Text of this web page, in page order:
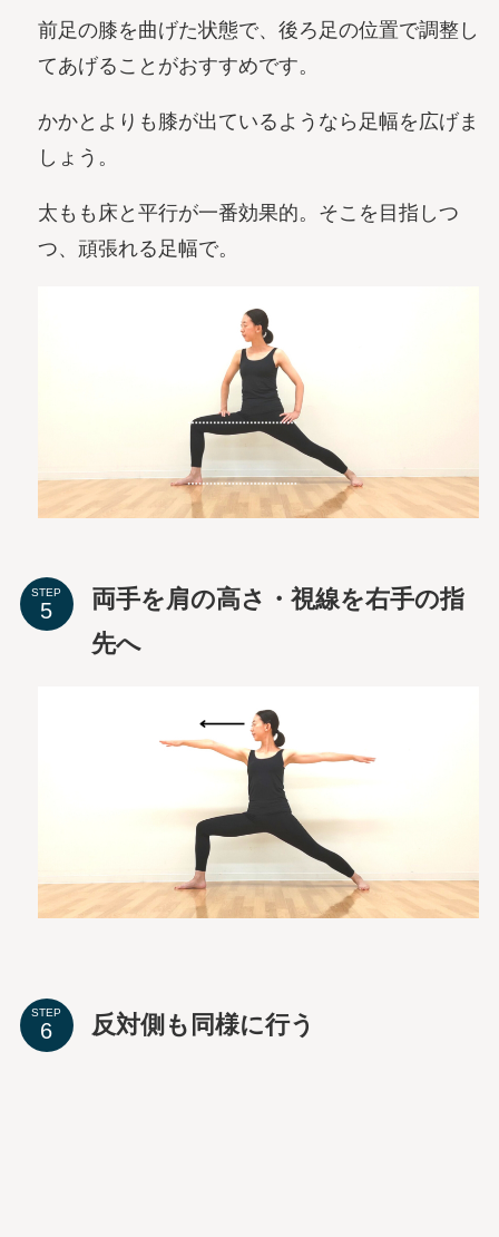
前足の膝を曲げた状態で、後ろ足の位置で調整し
てあげることがおすすめです。
かかとよりも膝が出ているようなら足幅を広げま
しょう。
太もも床と平行が一番効果的。そこを目指しつ
つ、頑張れる足幅で。
STEP
両手を肩の高さ・視線を右手の指
先へ
STEP 反対側も同様に行う